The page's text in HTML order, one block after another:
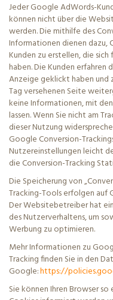
Jeder Google AdWords-
können nicht über die
werden. Die mithilfe des
Informationen dienen dazu,
Kunden zu erstellen, die sich
haben. Die Kunden erfahren
Anzeige geklickt haben und
Tag versehenen Seite
keine Informationen, mit
lassen. Wenn Sie nicht am
dieser Nutzung
Google Conversion-
Nutzereinstellungen leicht
die Conversion-Tracking
Die Speicherung von „
Tracking-Tools erfolgen auf
Der Websitebetreiber hat
des Nutzerverhaltens, um
Werbung zu optimieren.
Mehr Informationen zu
Tracking finden Sie in den
Google:https://
Sie können Ihren Browser